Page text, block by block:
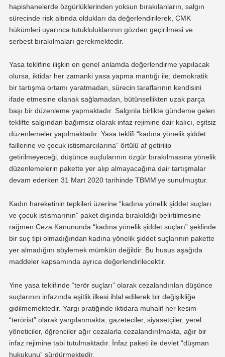
hapishanelerde özgürlüklerinden yoksun bırakılanların, salgın
sürecinde risk altında oldukları da değerlendirilerek, CMK
hükümleri uyarınca tutukluluklarının gözden geçirilmesi ve
serbest bırakılmaları gerekmektedir.
Yasa teklifine ilişkin en genel anlamda değerlendirme yapılacak
olursa, iktidar her zamanki yasa yapma mantığı ile; demokratik
bir tartışma ortamı yaratmadan, sürecin taraflarının kendisini
ifade etmesine olanak sağlamadan, bütünsellikten uzak parça
başı bir düzenleme yapmaktadır. Salgınla birlikte gündeme gelen
teklifte salgından bağımsız olarak infaz rejimine dair kalıcı, eşitsiz
düzenlemeler yapılmaktadır. Yasa teklifi “kadına yönelik şiddet
faillerine ve çocuk istismarcılarına” örtülü af getirilip
getirilmeyeceği, düşünce suçlularının özgür bırakılmasına yönelik
düzenlemelerin pakette yer alıp almayacağına dair tartışmalar
devam ederken 31 Mart 2020 tarihinde TBMM’ye sunulmuştur.
Kadın hareketinin tepkileri üzerine “kadına yönelik şiddet suçları
ve çocuk istismarının” paket dışında bırakıldığı belirtilmesine
rağmen Ceza Kanununda “kadına yönelik şiddet suçları” şeklinde
bir suç tipi olmadığından kadına yönelik şiddet suçlarının pakette
yer almadığını söylemek mümkün değildir. Bu husus aşağıda
maddeler kapsamında ayrıca değerlendirilecektir.
Yine yasa teklifinde “terör suçları” olarak cezalandırılan düşünce
suçlarının infazında eşitlik ilkesi ihlal edilerek bir değişikliğe
gidilmemektedir. Yargı pratiğinde iktidara muhalif her kesim
“terörist” olarak yargılanmakta; gazeteciler, siyasetçiler, yerel
yöneticiler, öğrenciler ağır cezalarla cezalandırılmakta, ağır bir
infaz rejimine tabi tutulmaktadır. İnfaz paketi ile devlet “düşman
hukukunu” sürdürmektedir.